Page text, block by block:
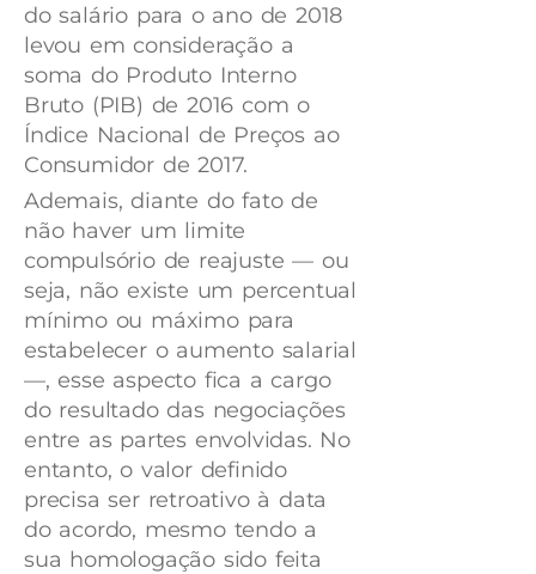
do salário para o ano de 2018
levou em consideração a
soma do Produto Interno
Bruto (PIB) de 2016 com o
Índice Nacional de Preços ao
Consumidor de 2017.
Ademais, diante do fato de
não haver um limite
compulsório de reajuste — ou
seja, não existe um percentual
mínimo ou máximo para
estabelecer o aumento salarial
—, esse aspecto fica a cargo
do resultado das negociações
entre as partes envolvidas. No
entanto, o valor definido
precisa ser retroativo à data
do acordo, mesmo tendo a
sua homologação sido feita